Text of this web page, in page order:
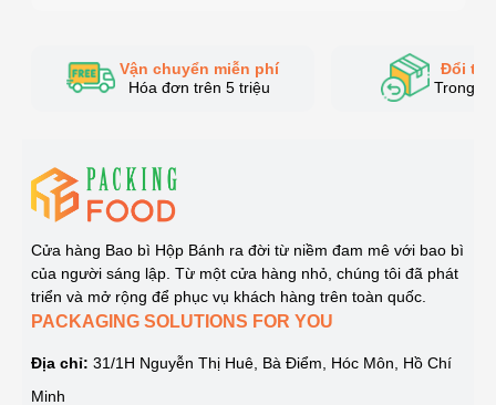
Hộp nhựa đựng bánh tròn A1680G - hộp đẹp và sắc nét, không mùi
nhựa, an toàn thực phẩm
Vận chuyển miễn phí
Hóa đơn trên 5 triệu
Đổi trả
Trong
Cửa hàng Bao bì Hộp Bánh ra đời từ niềm đam mê với bao bì
của người sáng lập. Từ một cửa hàng nhỏ, chúng tôi đã phát
triển và mở rộng để phục vụ khách hàng trên toàn quốc.
PACKAGING SOLUTIONS FOR YOU
Địa chỉ: 31/1H Nguyễn Thị Huê, Bà Điểm, Hóc Môn, Hồ Chí
Minh